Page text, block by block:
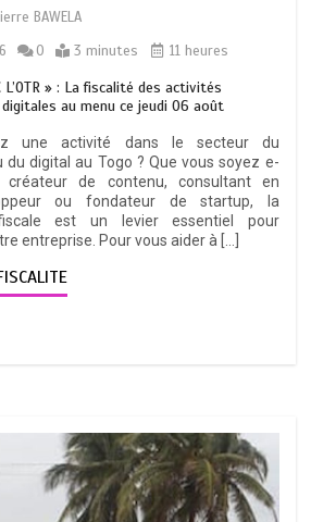
BAWELA
0 3 minutes 11 heures
L’OTR » : La fiscalité des activités
au menu ce jeudi 06 août
une activité dans le secteur du
du digital au Togo ? Que vous soyez e-
créateur de contenu, consultant en
ou fondateur de startup, la
est un levier essentiel pour
entreprise. Pour vous aider à […]